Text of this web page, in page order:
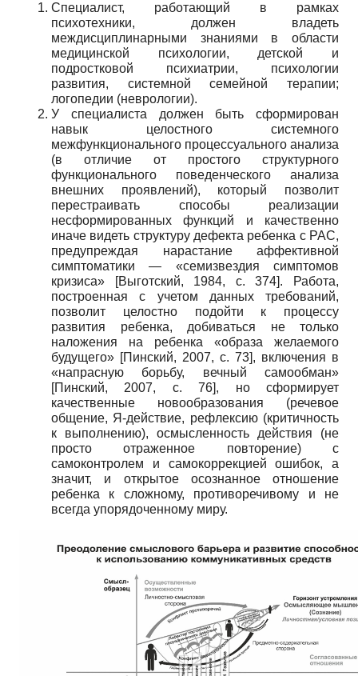
Специалист, работающий в рамках
психотехники, должен владеть
междисциплинарными знаниями в области
медицинской психологии, детской и
подростковой психиатрии, психологии
развития, системной семейной терапии;
логопедии (неврологии).
У специалиста должен быть сформирован
навык целостного системного
межфункционального процессуального анализа
(в отличие от простого структурного
функционального поведенческого анализа
внешних проявлений), который позволит
перестраивать способы реализации
несформированных функций и качественно
иначе видеть структуру дефекта ребенка с РАС,
предупреждая нарастание аффективной
симптоматики — «семизвездия симптомов
кризиса»
[Выготский, 1984, с. 374]. Работа,
построенная с учетом данных требований,
позволит целостно подойти к процессу
развития ребенка, добиваться не только
наложения на ребенка «образа желаемого
будущего» [Пинский, 2007, с. 73], включения в
«напрасную борьбу, вечный самообман»
[Пинский, 2007, с. 76], но сформирует
качественные новообразования (речевое
общение, Я-действие, рефлексию (критичность
к выполнению), осмысленность действия (не
просто отраженное повторение) с
самоконтролем и самокоррекцией ошибок, а
значит, и открытое осознанное отношение
ребенка к сложному, противоречивому и не
всегда упорядоченному миру.